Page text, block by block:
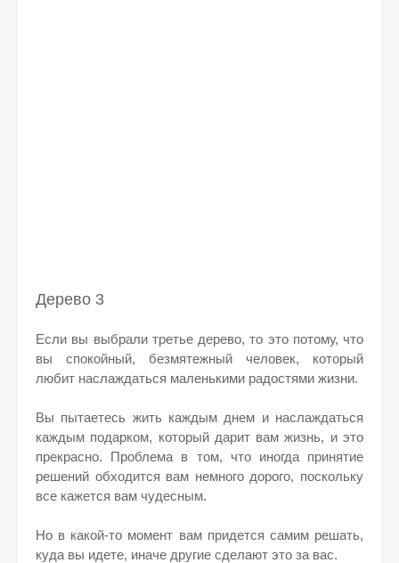
Дерево 3
Если вы выбрали третье дерево, то это потому, что
вы спокойный, безмятежный человек, который
любит наслаждаться маленькими радостями жизни.
Вы пытаетесь жить каждым днем и наслаждаться
каждым подарком, который дарит вам жизнь, и это
прекрасно. Проблема в том, что иногда принятие
решений обходится вам немного дорого, поскольку
все кажется вам чудесным.
Но в какой-то момент вам придется самим решать,
куда вы идете, иначе другие сделают это за вас.